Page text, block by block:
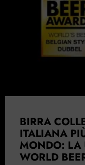
BIRRA
ITALIANA
MONDO: LA
WORLD